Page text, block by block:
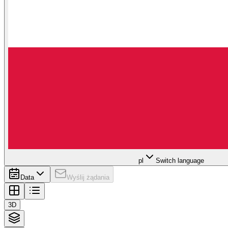
pl Switch language
Data Wyślij żądania
3D